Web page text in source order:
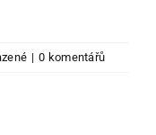
| 0 komentářů